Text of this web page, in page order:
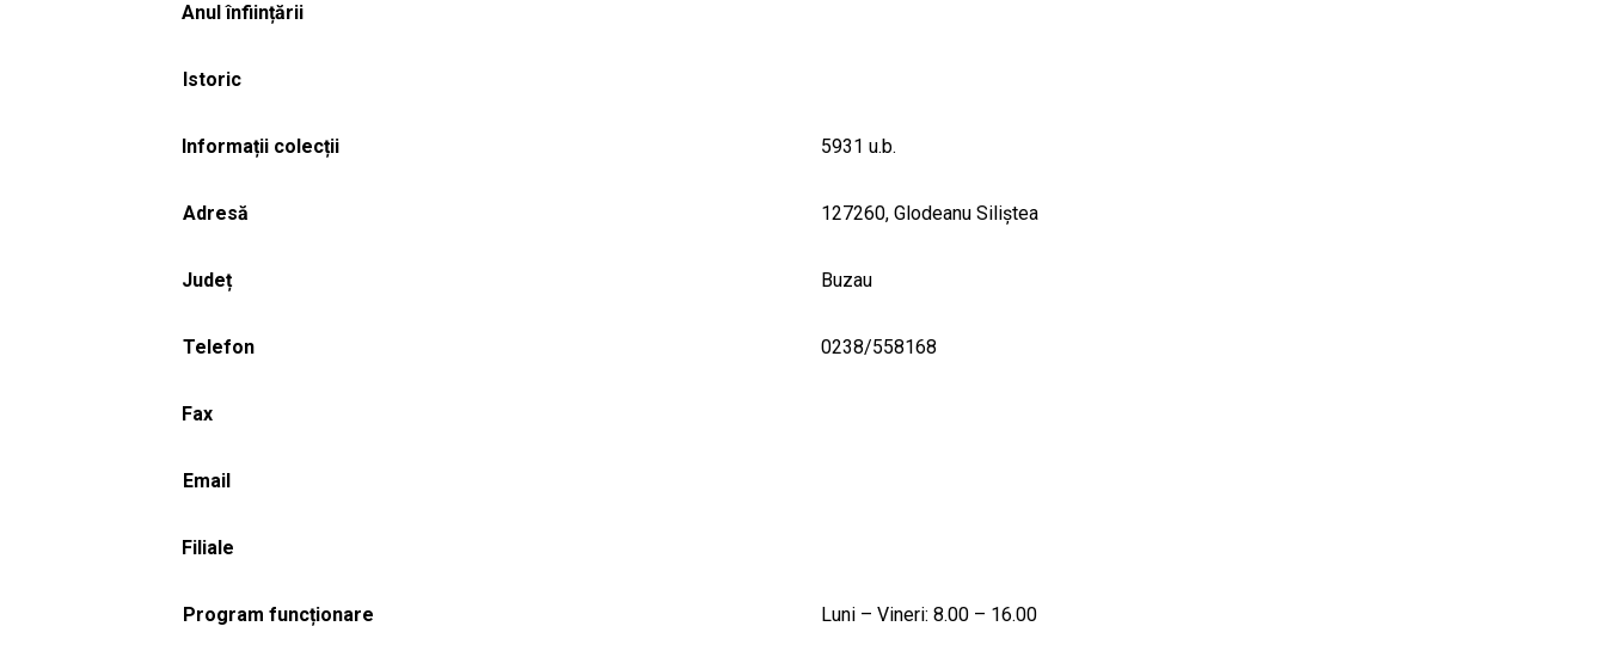
Anul înființării
Istoric
Informații colecții 5931 u.b.
Adresă 127260, Glodeanu Siliştea
Județ Buzau
Telefon 0238/558168
Fax
Email
Filiale
Program funcționare Luni – Vineri: 8.00 – 16.00